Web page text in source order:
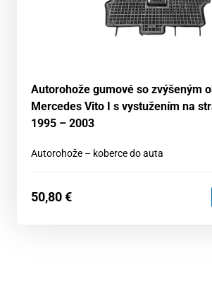
Autorohože gumové so zvýšeným
Mercedes Vito I s vystužením na
1995 – 2003
Autorohože – koberce do auta
50,80€